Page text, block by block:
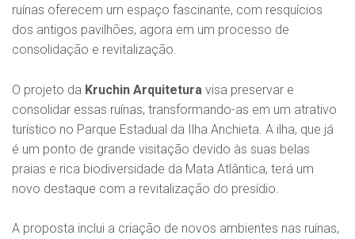
ruínas oferecem um espaço fascinante, com resquícios
dos antigos pavilhões, agora em um processo de
consolidação e revitalização.
O projeto da Kruchin Arquitetura visa preservar e
consolidar essas ruínas, transformando-as em um atrativo
turístico no Parque Estadual da Ilha Anchieta. A ilha, que já
é um ponto de grande visitação devido às suas belas
praias e rica biodiversidade da Mata Atlântica, terá um
novo destaque com a revitalização do presídio.
A proposta inclui a criação de novos ambientes nas ruínas,